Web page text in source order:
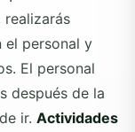
realizarás
el personal y
El personal
después de la
ir. Actividades